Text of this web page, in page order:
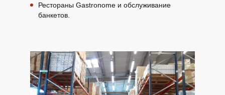
Рестораны Gastronome и обслуживание
банкетов.